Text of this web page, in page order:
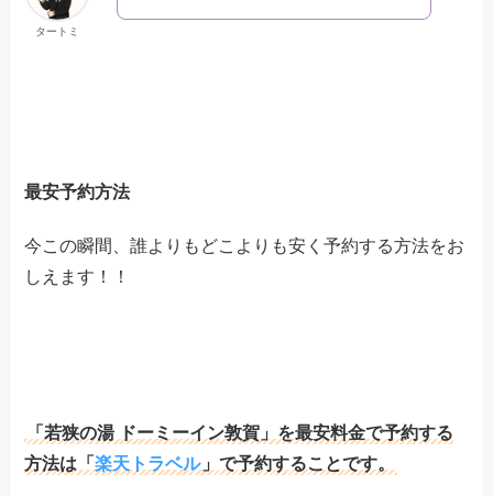
タートミ
最安予約方法
今この瞬間、誰よりもどこよりも安く予約する方法をお
しえます！！
「若狭の湯 ドーミーイン敦賀」を最安料金で予約する
方法は「楽天トラベル 」で予約することです。